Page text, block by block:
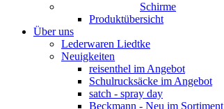
Schirme
Produktübersicht
Über uns
Lederwaren Liedtke
Neuigkeiten
reisenthel im Angebot
Schulrucksäcke im Angebot
satch - spray day
Beckmann - Neu im Sortiment